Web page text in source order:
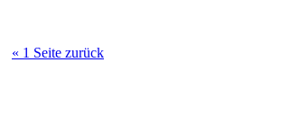
« 1 Seite zurück